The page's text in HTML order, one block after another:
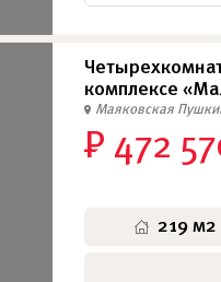
комплексе
Маяковская
₽ 472
219 м2